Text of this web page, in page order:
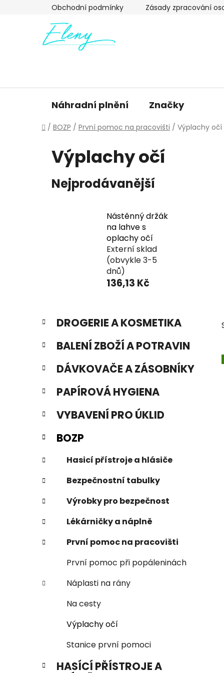
Obchodní podmínky Zásady zpracování
Náhradní plnění Značky
Domů
/ BOZP / První pomoc na pracovišti / Výplachy očí
Výplachy očí
Nejprodávanější
Nástěnný držák
na lahve s
oplachy očí
Externí sklad
(obvykle 3-5
dnů)
136,13 Kč
P
s
r
n
n
í
p
n
l
Přeskočit
K
a
e
o
i
DROGERIE A KOSMETIKA
BALENÍ ZBOŽÍ A POTRAVIN
DÁVKOVAČE A ZÁSOBNÍKY
PAPÍROVÁ HYGIENA
VYBAVENÍ PRO ÚKLID
BOZP
Hasicí přístroje a hlásiče
Bezpečnostní tabulky
Výrobky pro bezpečnost
Lékárničky a náplně
První pomoc na pracovišti
První pomoc při popáleninách
Náplasti na rány
Na cesty
Výplachy očí
Stanice první pomoci
HASÍCÍ PŘÍSTROJE A